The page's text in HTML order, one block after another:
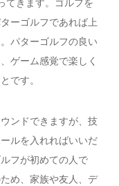
てきます。ゴルフを
ーゴルフであれば上
パターゴルフの良い
ゲーム感覚で楽しく
です。
ンドできますが、技
ルを入れればいいだ
フが初めての人で
め、家族や友人、デ